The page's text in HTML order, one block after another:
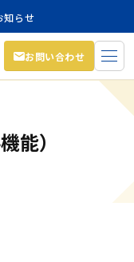
知らせ
お問い合わせ
能）